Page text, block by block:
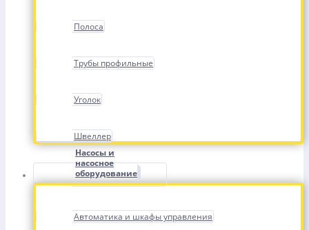
Полоса
Трубы профильные
Уголок
Швеллер
Насосы и
насосное
оборудование
Автоматика и шкафы управления